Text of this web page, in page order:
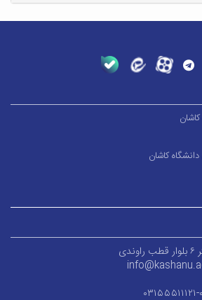
کاشان
۰۳۱۵۵۹۱۴۹۹۹